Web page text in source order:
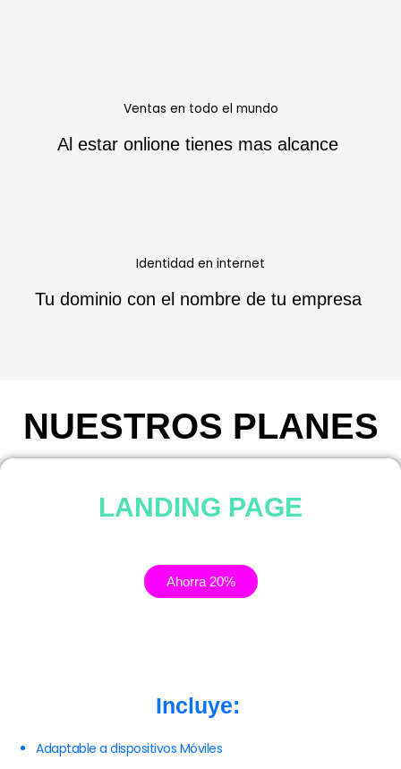
Ventas en todo el mundo
Al estar onlione tienes mas alcance
Identidad en internet
Tu dominio con el nombre de tu empresa
NUESTROS PLANES
LANDING PAGE
Ahorra 20%
Incluye:
Adaptable a dispositivos Móviles